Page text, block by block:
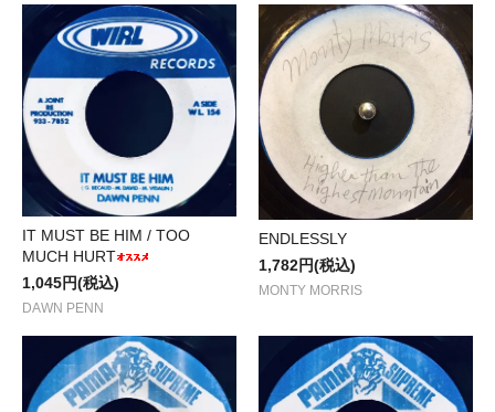
IT MUST BE HIM / TOO
MUCH HURT
1,045円(税込)
DAWN PENN
ENDLESSLY
1,782円(税込)
MONTY MORRIS